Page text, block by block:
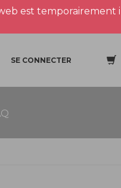
est
SE CONNECTER